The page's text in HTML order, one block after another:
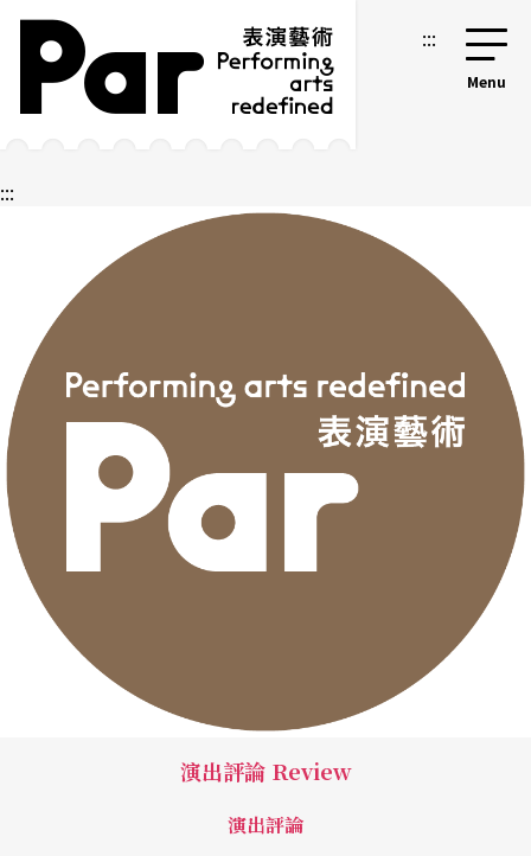
跳到主要內容區塊
網站導覽 :::
:::
演出評論 Review
演出評論